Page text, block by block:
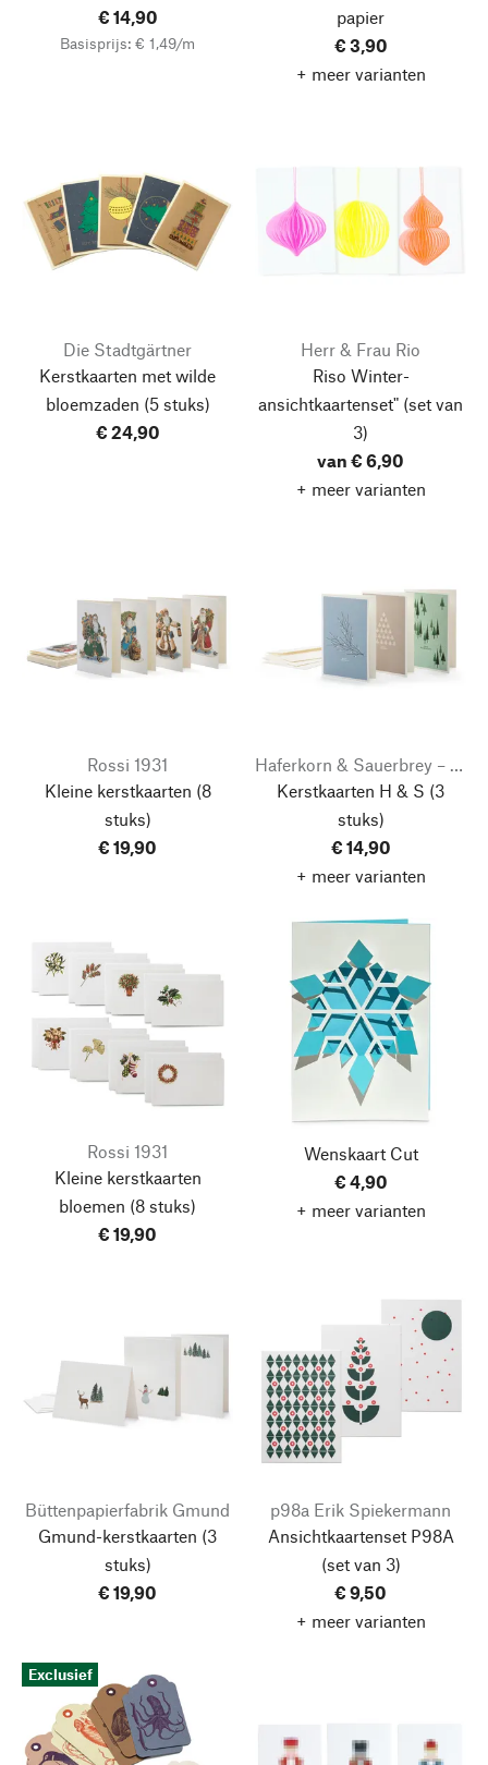
€ 14,90
Basisprijs: € 1,49/m
papier
€ 3,90
+ meer varianten
Die Stadtgärtner
Kerstkaarten met wilde
bloemzaden (5 stuks)
€ 24,90
Herr & Frau Rio
Riso Winter-
ansichtkaartenset" (set van
3)
van € 6,90
+ meer varianten
Rossi 1931
Kleine kerstkaarten (8
stuks)
€ 19,90
Haferkorn & Sauerbrey – fine graphic goods
Kerstkaarten H & S (3
stuks)
€ 14,90
+ meer varianten
Rossi 1931
Kleine kerstkaarten
bloemen (8 stuks)
€ 19,90
Wenskaart Cut
€ 4,90
+ meer varianten
Büttenpapierfabrik Gmund
Gmund-kerstkaarten (3
stuks)
€ 19,90
p98a Erik Spiekermann
Ansichtkaartenset P98A
(set van 3)
€ 9,50
+ meer varianten
Exclusief